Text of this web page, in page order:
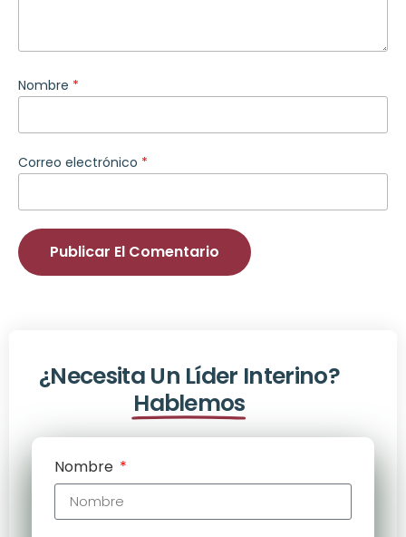
Nombre *
Correo electrónico *
¿Necesita Un Líder Interino?
Hablemos
Nombre